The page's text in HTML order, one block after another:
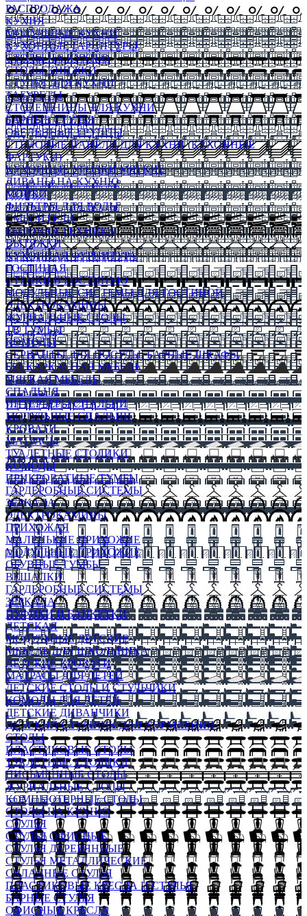
РАСПРОДАЖА
КУХНЯ
МОДУЛЬНЫЕ КУХНИ
КУХОННЫЕ ГАРНИТУРЫ
СТОЛЫ НА КУХНЮ
СТОЛЫ КНИЖКИ
СТУЛЬЯ ДЛЯ КУХНИ
ТАБУРЕТЫ
СТОЛЕШНИЦЫ ДЛЯ КУХНИ
БАРНЫЕ СТУЛЬЯ
ОБЕДЕННЫЕ ГРУППЫ
СТЕНОВЫЕ ПАНЕЛИ ДЛЯ КУХНИ (КУХОННЫЕ
ФАРТУКИ)
КУХОННЫЕ УГОЛКИ МЯГКИЕ
ДИВАНЫ НА КУХНЮ
МОЙКИ
ФИЛЬТРЫ ДЛЯ ВОДЫ
СМЕСИТЕЛИ
БЫТОВАЯ ТЕХНИКА
ВЫТЯЖКИ
КУХОННАЯ ФУРНИТУРА
ГОСТИНАЯ
СТЕНКИ В ГОСТИНУЮ
МОДУЛЬНЫЕ СИСТЕМЫ ДЛЯ ГОСТИНОЙ
ЭЛЕКТРОКАМИНЫ
ЖУРНАЛЬНЫЕ СТОЛЫ
ТВ ТУМБЫ
КОМОДЫ
СЕРВАНТЫ ДЛЯ ПОСУДЫ, БАРНЫЕ ШКАФЫ
БЕСКАРКАСНАЯ МЕБЕЛЬ
МЯГКАЯ МЕБЕЛЬ
СПАЛЬНЯ
ИНТЕРЬЕРЫ СПАЛЬНИ
МОДУЛЬНЫЕ СПАЛЬНИ
КРОВАТИ
МАТРАСЫ
ТУАЛЕТНЫЕ СТОЛИКИ
КОМОДЫ
ПРИКРОВАТНЫЕ ТУМБЫ
ГАРДЕРОБНЫЕ СИСТЕМЫ
ЗЕРКАЛА
ЭЛЕКТРОКАМИНЫ
ПРИХОЖАЯ
МАЛЕНЬКИЕ ПРИХОЖИЕ
МОДУЛЬНЫЕ ПРИХОЖИЕ
ОБУВНЫЕ ТУМБЫ
ВЕШАЛКИ
ГАРДЕРОБНЫЕ СИСТЕМЫ
ЗЕРКАЛА
ПУФИКИ И БАНКЕТКИ
ДЕТСКАЯ
МОДУЛЬНЫЕ ДЕТСКИЕ
МЕБЕЛЬ ДЛЯ ШКОЛЬНИКА
ДЕТСКИЕ КРОВАТИ
МАТРАСЫ ДЛЯ ДЕТЕЙ
ДЕТСКИЕ СТОЛЫ И СТУЛЬЧИКИ
КОМОДЫ ДЛЯ ДЕТЕЙ
ДЕТСКИЕ ДИВАНЧИКИ
ДЕТСКИЙ СТУЛЬЧИК ДЛЯ КОРМЛЕНИЯ
СТОЛЫ
ПЛАСТИКОВЫЕ СТОЛЫ
ТУАЛЕТНЫЕ СТОЛИКИ
ПИСЬМЕННЫЕ СТОЛЫ
ЖУРНАЛЬНЫЕ СТОЛЫ
КОМПЬЮТЕРНЫЕ СТОЛЫ
СТОЛЫ НА КУХНЮ
СТУЛЬЯ
СТУЛЬЯ ОФИСНЫЕ
СТУЛЬЯ ДЕРЕВЯННЫЕ
СТУЛЬЯ МЕТАЛЛИЧЕСКИЕ
СКЛАДНЫЕ СТУЛЬЯ
ПЛАСТИКОВЫЕ КРЕСЛА И СТУЛЬЯ
БАРНЫЕ СТУЛЬЯ
ОФИСНЫЕ КРЕСЛА